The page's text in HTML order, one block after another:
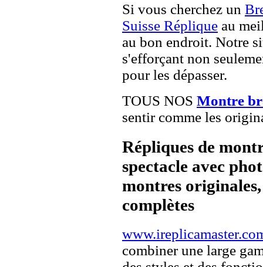
Si vous cherchez un
Suisse Réplique au
au bon endroit. Notre
s'efforçant non
pour les dépasser.
TOUS NOS Montre
sentir comme les
Répliques de
spectacle avec
montres
complètes
combiner une large